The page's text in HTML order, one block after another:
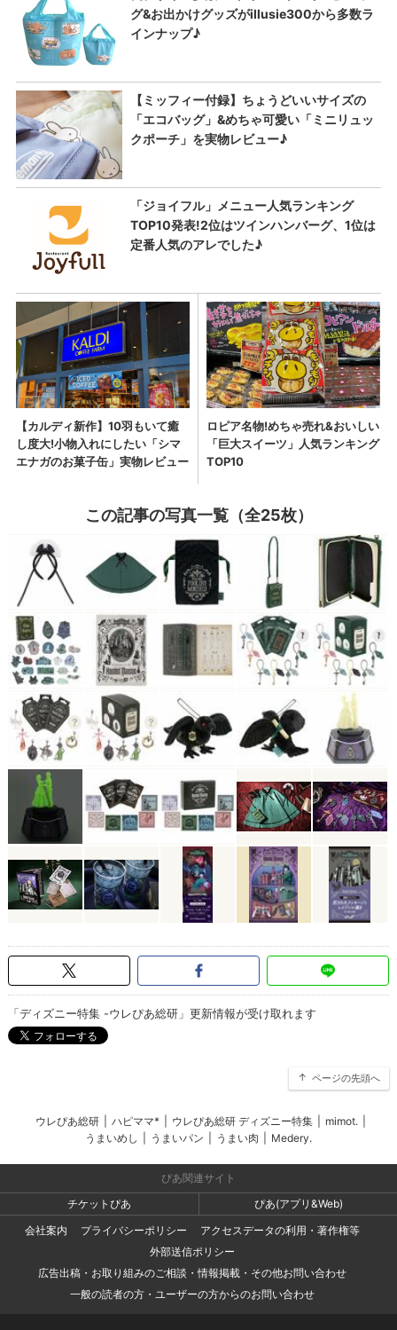
この記事の写真一覧（全25枚）
「ディズニー特集 -ウレぴあ総研」更新情報が受け取れます
ページの先頭へ
ウレぴあ総研 ハピママ* ウレぴあ総研 ディズニー特集 mimot.
うまいめし
うまいパン うまい肉 Medery.
ぴあ関連サイト
チケットぴあ
ぴあ(アプリ&Web)
会社案内
プライバシーポリシー
アクセスデータの利用・著作権等
外部送信ポリシー
広告出稿・お取り組みのご相談・情報掲載・その他お問い合わせ
一般の読者の方・ユーザーの方からのお問い合わせ